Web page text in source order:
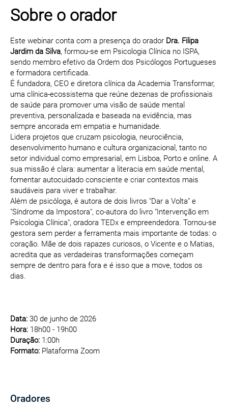
Sobre o orador
Este webinar conta com a presença do orador Dra. Filipa
Jardim da Silva, formou-se em Psicologia Clínica no ISPA,
sendo membro efetivo da Ordem dos Psicólogos Portugueses
e formadora certificada.
É fundadora, CEO e diretora clínica da Academia Transformar,
uma clínica-ecossistema que reúne dezenas de profissionais
de saúde para promover uma visão de saúde mental
preventiva, personalizada e baseada na evidência, mas
sempre ancorada em empatia e humanidade.
Lidera projetos que cruzam psicologia, neurociência,
desenvolvimento humano e cultura organizacional, tanto no
setor individual como empresarial, em Lisboa, Porto e online. A
sua missão é clara: aumentar a literacia em saúde mental,
fomentar autocuidado consciente e criar contextos mais
saudáveis para viver e trabalhar.
Além de psicóloga, é autora de dois livros "Dar a Volta" e
"Síndrome da Impostora", co-autora do livro "Intervenção em
Psicologia Clínica", oradora TEDx e empreendedora. Tornou-se
gestora sem perder a ferramenta mais importante de todas: o
coração. Mãe de dois rapazes curiosos, o Vicente e o Matias,
acredita que as verdadeiras transformações começam
sempre de dentro para fora e é isso que a move, todos os
dias.
Data: 30 de junho de 2026
Hora: 18h00 - 19h00
Duração: 1:00h
Formato: Plataforma Zoom
Oradores